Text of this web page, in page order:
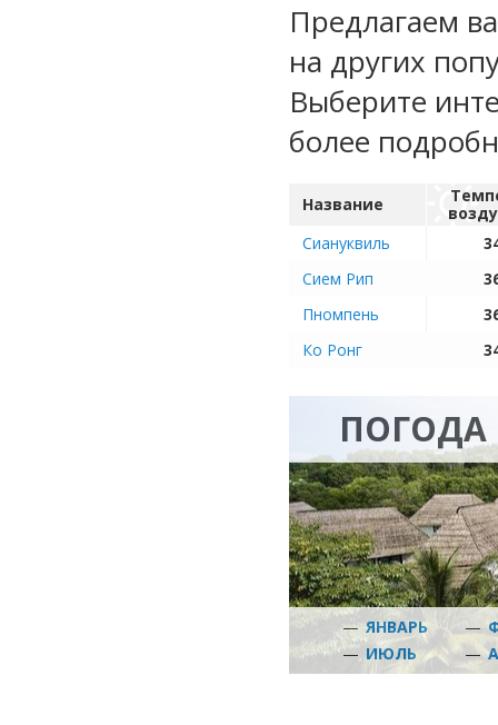
Предлагаем
на других
Выберите
более
Название
Сиануквиль
Сием Рип
Пномпень
Ко Ронг
ПОГОДА
— ЯНВАРЬ —
— ИЮЛЬ —